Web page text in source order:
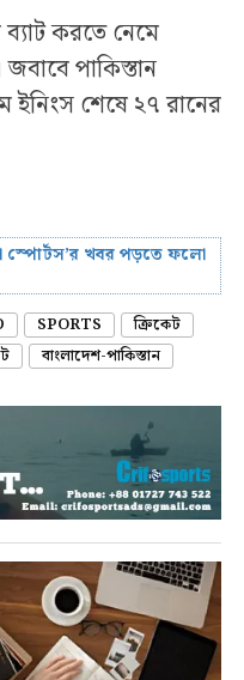
ব্যাট করতে নেমে
পাকিস্তান
শেষে ২৭ রানের
স্পোর্টস’র খবর পড়তে ফলো
SPORTS
ক্রিকেট
বাংলাদেশ-পাকিস্তান